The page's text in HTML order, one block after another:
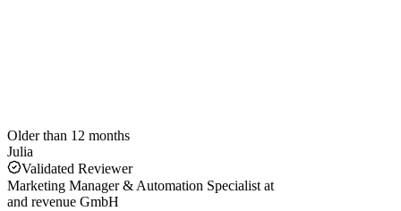
Older than 12 months
Julia
Validated Reviewer
Marketing Manager & Automation Specialist at
and revenue GmbH